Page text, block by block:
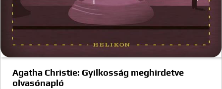
Agatha Christie: Gyilkosság meghirdetve
olvasónapló